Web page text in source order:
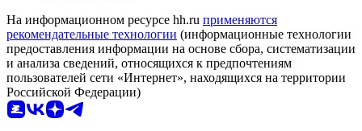
На информационном ресурсе hh.ru применяются
рекомендательные технологии (информационные технологии
предоставления информации на основе сбора, систематизации
и анализа сведений, относящихся к предпочтениям
пользователей сети «Интернет», находящихся на территории
Российской Федерации)